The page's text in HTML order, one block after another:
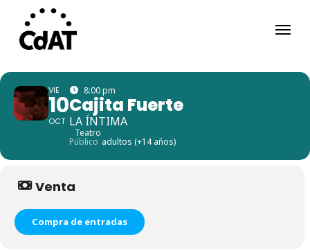
main
Menu
VIE
10
OCT
8:00 pm
Cajita Fuerte
LA ÍNTIMA
Teatro
Público adultos (+14 años)
Venta
Compra de entradas